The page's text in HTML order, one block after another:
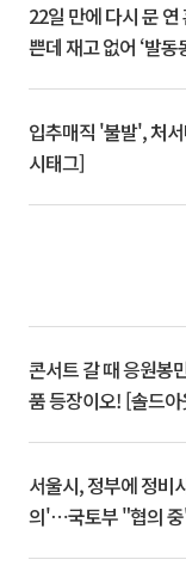
22일 만에 다시 문
쁜데 재고 없어 ‘발동
입추매직 '불발', 처
시태그]
콘서트 갈 때 응원
품 등장이오! [솔드
서울시, 정부에 정비
의'⋯국토부 "협의